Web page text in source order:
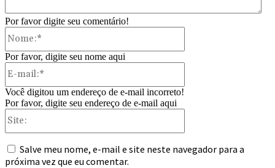
Por favor digite seu comentário!
Por favor, digite seu nome aqui
Você digitou um endereço de e-mail incorreto!
Por favor, digite seu endereço de e-mail aqui
Salve meu nome, e-mail e site neste navegador para a
próxima vez que eu comentar.